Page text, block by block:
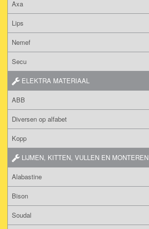
Axa
Lips
Nemef
Secu
ELEKTRA MATERIAAL
ABB
Diversen op alfabet
Kopp
LIJMEN, KITTEN, VULLEN EN MONTEREN
Alabastine
Bison
Soudal